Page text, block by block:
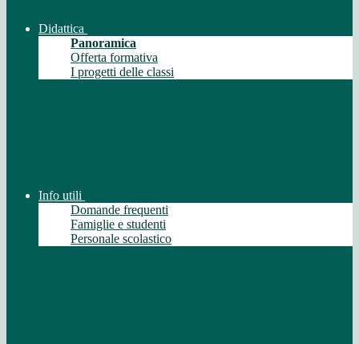
Didattica
Panoramica
Offerta formativa
I progetti delle classi
Info utili
Domande frequenti
Famiglie e studenti
Personale scolastico